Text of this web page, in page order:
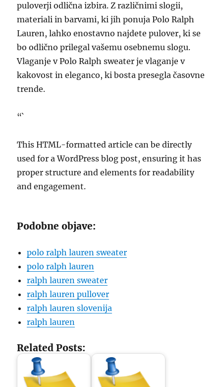
puloverji odlična izbira. Z različnimi slogii,
materiali in barvami, ki jih ponuja Polo Ralph
Lauren, lahko enostavno najdete pulover, ki se
bo odlično prilegal vašemu osebnemu slogu.
Vlaganje v Polo Ralph sweater je vlaganje v
kakovost in eleganco, ki bosta presegla časovne
trende.
“`
This HTML-formatted article can be directly
used for a WordPress blog post, ensuring it has
proper structure and elements for readability
and engagement.
Podobne objave:
polo ralph lauren sweater
polo ralph lauren
ralph lauren sweater
ralph lauren pullover
ralph lauren slovenija
ralph lauren
Related Posts: